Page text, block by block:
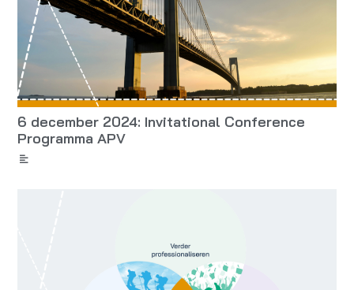
6 december 2024: Invitational Conference
Programma APV